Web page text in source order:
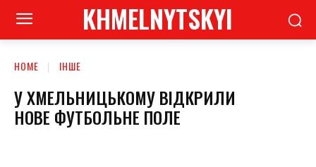
KHMELNYTSKYI
HOME ІНШЕ
У ХМЕЛЬНИЦЬКОМУ ВІДКРИЛИ
НОВЕ ФУТБОЛЬНЕ ПОЛЕ